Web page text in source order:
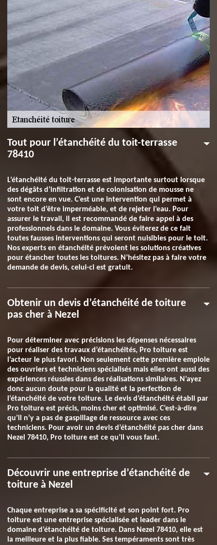
Tout pour l’étanchéité du toit-terrasse
78410
L’étanchéité du toit-terrasse est importante surtout lorsque
des dégâts d’infiltration et de colonisation de mousse ne
sont encore en vue. C’est une intervention qui permet à
votre toit d’être imperméable, et de rejeter l’eau. Pour
assurer le travail, il est recommandé de faire appel à des
professionnels dans le domaine. Vous éviterez de ce fait
toutes fausses interventions qui seront nuisibles pour le toit.
Nos experts en étanchéité prévoient les solutions créatives
pour étancher toutes les toitures. N’hésitez pas à faire votre
demande de devis, celui-ci est gratuit.
Obtenir un devis d’étanchéité de toiture
pas cher à Nezel
Pour déterminer avec précisions les dépenses nécessaires
pour réaliser des travaux d’étanchéités, Pro toiture est
l’acteur le plus favori. Non seulement cette première emploie
des ouvriers et techniciens spécialisés mais elles ont aussi des
expériences réussies dans des réalisations similaires. N’ayez
donc aucun doute pour la qualité et la perfection de
l’étanchéité de votre toiture. Le devis d’étanchéité établi par
Pro toiture est précis, moins cher et optimisé. C’est-à-dire
qu’il n’y a pas de gaspillage de ressource avec ces
techniciens. Pour avoir un devis d’étanchéité pas cher dans
Nezel 78410, Pro toiture est ce qu’il vous faut.
Découvrir une entreprise d’étanchéité de
toiture à Nezel
Chaque entreprise a sa spécificité et son point fort. Pro
toiture est une entreprise spécialisée et leader dans le
domaine d’étanchéité de toiture. Dans Nezel 78410, elle est
la meilleure et la plus fiable. Ses tempéraments sont très